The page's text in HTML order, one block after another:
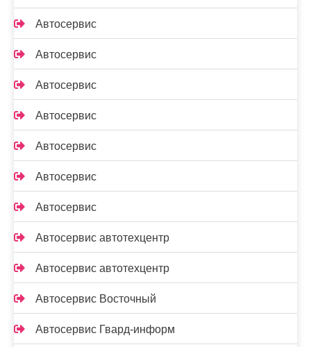
Автосервис
Автосервис
Автосервис
Автосервис
Автосервис
Автосервис
Автосервис
Автосервис автотехцентр
Автосервис автотехцентр
Автосервис Восточный
Автосервис Гвард-информ